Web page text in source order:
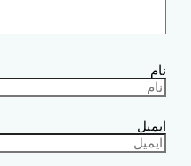
نام
ایمیل